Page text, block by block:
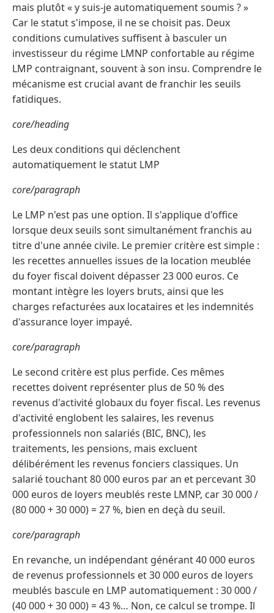
mais plutôt « y suis-je automatiquement soumis ? »
Car le statut s'impose, il ne se choisit pas. Deux
conditions cumulatives suffisent à basculer un
investisseur du régime LMNP confortable au régime
LMP contraignant, souvent à son insu. Comprendre le
mécanisme est crucial avant de franchir les seuils
fatidiques.
core/heading
Les deux conditions qui déclenchent
automatiquement le statut LMP
core/paragraph
Le LMP n'est pas une option. Il s'applique d'office
lorsque deux seuils sont simultanément franchis au
titre d'une année civile. Le premier critère est simple :
les recettes annuelles issues de la location meublée
du foyer fiscal doivent dépasser 23 000 euros. Ce
montant intègre les loyers bruts, ainsi que les
charges refacturées aux locataires et les indemnités
d'assurance loyer impayé.
core/paragraph
Le second critère est plus perfide. Ces mêmes
recettes doivent représenter plus de 50 % des
revenus d'activité globaux du foyer fiscal. Les revenus
d'activité englobent les salaires, les revenus
professionnels non salariés (BIC, BNC), les
traitements, les pensions, mais excluent
délibérément les revenus fonciers classiques. Un
salarié touchant 80 000 euros par an et percevant 30
000 euros de loyers meublés reste LMNP, car 30 000 /
(80 000 + 30 000) = 27 %, bien en deçà du seuil.
core/paragraph
En revanche, un indépendant générant 40 000 euros
de revenus professionnels et 30 000 euros de loyers
meublés bascule en LMP automatiquement : 30 000 /
(40 000 + 30 000) = 43 %… Non, ce calcul se trompe. Il